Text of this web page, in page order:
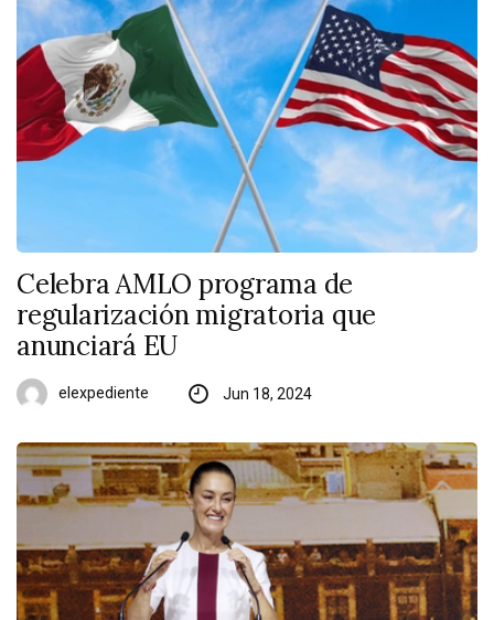
Celebra AMLO programa de
regularización migratoria que
anunciará EU
elexpediente Jun 18, 2024